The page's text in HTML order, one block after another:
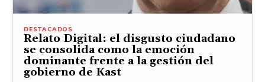
DESTACADOS
Relato Digital: el disgusto ciudadano
se consolida como la emoción
dominante frente a la gestión del
gobierno de Kast